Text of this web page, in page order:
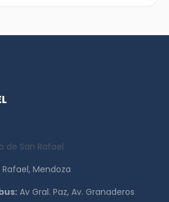
de San Rafael
Rafael, Mendoza
Av Gral. Paz, Av. Granaderos